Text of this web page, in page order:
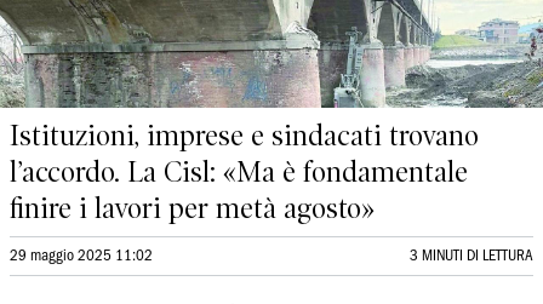
Istituzioni, imprese e sindacati trovano
l’accordo. La Cisl: «Ma è fondamentale
finire i lavori per metà agosto»
29 maggio 2025 11:02 3 MINUTI DI LETTURA